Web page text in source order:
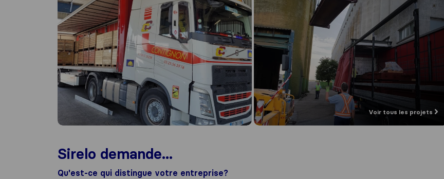
Voir tous les projets
Sirelo demande...
Qu'est-ce qui distingue votre entreprise?